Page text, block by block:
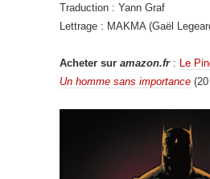
Traduction : Yann Graf
Lettrage : MAKMA (Gaël
Acheter sur amazon.fr: Le
Un homme sans importance